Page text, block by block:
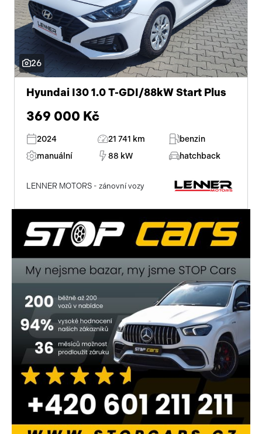
26
Hyundai I30 1.0 T-GDI/88kW Start Plus
369 000 Kč
2024 21 741 km
benzin
manuální
88 kW hatchback
LENNER MOTORS - zánovní vozy